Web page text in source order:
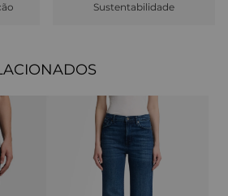
Sustentabilidade